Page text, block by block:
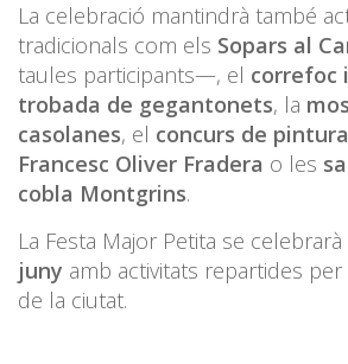
La celebració mantindrà també
tradicionals com els Sopars al
taules participants—, el correfoc
trobada de gegantonets, la
casolanes, el concurs de
Francesc Oliver Fradera o les
cobla Montgrins.
La Festa Major Petita se celebrarà
juny amb activitats repartides
de la ciutat.